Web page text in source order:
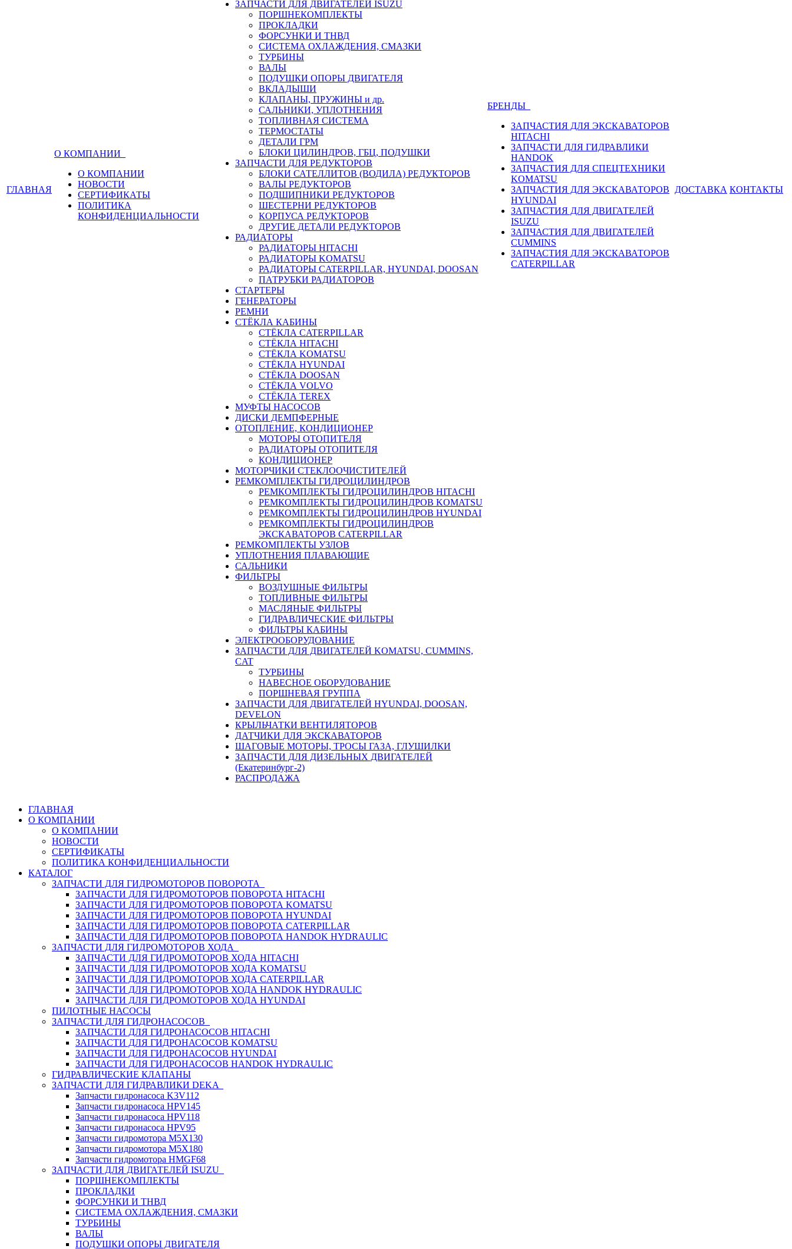
ГЛАВНАЯ
О КОМПАНИИ
О КОМПАНИИ
НОВОСТИ
СЕРТИФИКАТЫ
ПОЛИТИКА
КОНФИДЕНЦИАЛЬНОСТИ
ЗАПЧАСТИ ДЛЯ ДВИГАТЕЛЕЙ ISUZU
ПОРШНЕКОМПЛЕКТЫ
ПРОКЛАДКИ
ФОРСУНКИ И ТНВД
СИСТЕМА ОХЛАЖДЕНИЯ, СМАЗКИ
ТУРБИНЫ
ВАЛЫ
ПОДУШКИ ОПОРЫ ДВИГАТЕЛЯ
ВКЛАДЫШИ
КЛАПАНЫ, ПРУЖИНЫ и др.
САЛЬНИКИ, УПЛОТНЕНИЯ
ТОПЛИВНАЯ СИСТЕМА
ТЕРМОСТАТЫ
ДЕТАЛИ ГРМ
БЛОКИ ЦИЛИНДРОВ, ГБЦ, ПОДУШКИ
ЗАПЧАСТИ ДЛЯ РЕДУКТОРОВ
БЛОКИ САТЕЛЛИТОВ (ВОДИЛА) РЕДУКТОРОВ
ВАЛЫ РЕДУКТОРОВ
ПОДШИПНИКИ РЕДУКТОРОВ
ШЕСТЕРНИ РЕДУКТОРОВ
КОРПУСА РЕДУКТОРОВ
ДРУГИЕ ДЕТАЛИ РЕДУКТОРОВ
РАДИАТОРЫ
РАДИАТОРЫ HITACHI
РАДИАТОРЫ KOMATSU
РАДИАТОРЫ CATERPILLAR, HYUNDAI, DOOSAN
ПАТРУБКИ РАДИАТОРОВ
СТАРТЕРЫ
ГЕНЕРАТОРЫ
РЕМНИ
СТЁКЛА КАБИНЫ
СТЁКЛА CATERPILLAR
СТЁКЛА HITACHI
СТЁКЛА KOMATSU
СТЁКЛА HYUNDAI
СТЁКЛА DOOSAN
СТЁКЛА VOLVO
СТЁКЛА TEREX
МУФТЫ НАСОСОВ
ДИСКИ ДЕМПФЕРНЫЕ
ОТОПЛЕНИЕ, КОНДИЦИОНЕР
МОТОРЫ ОТОПИТЕЛЯ
РАДИАТОРЫ ОТОПИТЕЛЯ
КОНДИЦИОНЕР
МОТОРЧИКИ СТЕКЛООЧИСТИТЕЛЕЙ
РЕМКОМПЛЕКТЫ ГИДРОЦИЛИНДРОВ
РЕМКОМПЛЕКТЫ ГИДРОЦИЛИНДРОВ HITACHI
РЕМКОМПЛЕКТЫ ГИДРОЦИЛИНДРОВ KOMATSU
РЕМКОМПЛЕКТЫ ГИДРОЦИЛИНДРОВ HYUNDAI
РЕМКОМПЛЕКТЫ ГИДРОЦИЛИНДРОВ
ЭКСКАВАТОРОВ CATERPILLAR
РЕМКОМПЛЕКТЫ УЗЛОВ
УПЛОТНЕНИЯ ПЛАВАЮЩИЕ
САЛЬНИКИ
ФИЛЬТРЫ
ВОЗДУШНЫЕ ФИЛЬТРЫ
ТОПЛИВНЫЕ ФИЛЬТРЫ
МАСЛЯНЫЕ ФИЛЬТРЫ
ГИДРАВЛИЧЕСКИЕ ФИЛЬТРЫ
ФИЛЬТРЫ КАБИНЫ
ЭЛЕКТРООБОРУДОВАНИЕ
ЗАПЧАСТИ ДЛЯ ДВИГАТЕЛЕЙ KOMATSU, CUMMINS,
CAT
ТУРБИНЫ
НАВЕСНОЕ ОБОРУДОВАНИЕ
ПОРШНЕВАЯ ГРУППА
ЗАПЧАСТИ ДЛЯ ДВИГАТЕЛЕЙ HYUNDAI, DOOSAN,
DEVELON
КРЫЛЬЧАТКИ ВЕНТИЛЯТОРОВ
ДАТЧИКИ ДЛЯ ЭКСКАВАТОРОВ
ШАГОВЫЕ МОТОРЫ, ТРОСЫ ГАЗА, ГЛУШИЛКИ
ЗАПЧАСТИ ДЛЯ ДИЗЕЛЬНЫХ ДВИГАТЕЛЕЙ
(Екатеринбург-2)
РАСПРОДАЖА
БРЕНДЫ
ЗАПЧАСТИЯ ДЛЯ ЭКСКАВАТОРОВ
HITACHI
ЗАПЧАСТИ ДЛЯ ГИДРАВЛИКИ
HANDOK
ЗАПЧАСТИЯ ДЛЯ СПЕЦТЕХНИКИ
KOMATSU
ЗАПЧАСТИЯ ДЛЯ ЭКСКАВАТОРОВ
HYUNDAI
ЗАПЧАСТИЯ ДЛЯ ДВИГАТЕЛЕЙ
ISUZU
ЗАПЧАСТИЯ ДЛЯ ДВИГАТЕЛЕЙ
CUMMINS
ЗАПЧАСТИЯ ДЛЯ ЭКСКАВАТОРОВ
CATERPILLAR
ДОСТАВКА КОНТАКТЫ
ГЛАВНАЯ
О КОМПАНИИ
О КОМПАНИИ
НОВОСТИ
СЕРТИФИКАТЫ
ПОЛИТИКА КОНФИДЕНЦИАЛЬНОСТИ
КАТАЛОГ
ЗАПЧАСТИ ДЛЯ ГИДРОМОТОРОВ ПОВОРОТА
ЗАПЧАСТИ ДЛЯ ГИДРОМОТОРОВ ПОВОРОТА HITACHI
ЗАПЧАСТИ ДЛЯ ГИДРОМОТОРОВ ПОВОРОТА KOMATSU
ЗАПЧАСТИ ДЛЯ ГИДРОМОТОРОВ ПОВОРОТА HYUNDAI
ЗАПЧАСТИ ДЛЯ ГИДРОМОТОРОВ ПОВОРОТА CATERPILLAR
ЗАПЧАСТИ ДЛЯ ГИДРОМОТОРОВ ПОВОРОТА HANDOK HYDRAULIC
ЗАПЧАСТИ ДЛЯ ГИДРОМОТОРОВ ХОДА
ЗАПЧАСТИ ДЛЯ ГИДРОМОТОРОВ ХОДА HITACHI
ЗАПЧАСТИ ДЛЯ ГИДРОМОТОРОВ ХОДА KOMATSU
ЗАПЧАСТИ ДЛЯ ГИДРОМОТОРОВ ХОДА CATERPILLAR
ЗАПЧАСТИ ДЛЯ ГИДРОМОТОРОВ ХОДА HANDOK HYDRAULIC
ЗАПЧАСТИ ДЛЯ ГИДРОМОТОРОВ ХОДА HYUNDAI
ПИЛОТНЫЕ НАСОСЫ
ЗАПЧАСТИ ДЛЯ ГИДРОНАСОСОВ
ЗАПЧАСТИ ДЛЯ ГИДРОНАСОСОВ HITACHI
ЗАПЧАСТИ ДЛЯ ГИДРОНАСОСОВ KOMATSU
ЗАПЧАСТИ ДЛЯ ГИДРОНАСОСОВ HYUNDAI
ЗАПЧАСТИ ДЛЯ ГИДРОНАСОСОВ HANDOK HYDRAULIC
ГИДРАВЛИЧЕСКИЕ КЛАПАНЫ
ЗАПЧАСТИ ДЛЯ ГИДРАВЛИКИ DEKA
Запчасти гидронасоса K3V112
Запчасти гидронасоса HPV145
Запчасти гидронасоса HPV118
Запчасти гидронасоса HPV95
Запчасти гидромотора M5X130
Запчасти гидромотора M5X180
Запчасти гидромотора HMGF68
ЗАПЧАСТИ ДЛЯ ДВИГАТЕЛЕЙ ISUZU
ПОРШНЕКОМПЛЕКТЫ
ПРОКЛАДКИ
ФОРСУНКИ И ТНВД
СИСТЕМА ОХЛАЖДЕНИЯ, СМАЗКИ
ТУРБИНЫ
ВАЛЫ
ПОДУШКИ ОПОРЫ ДВИГАТЕЛЯ